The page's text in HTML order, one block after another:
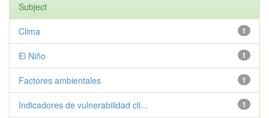
Subject
1
Clima
1
El Niño
1
Factores ambientales
1
Indicadores de vulnerabilidad cli...